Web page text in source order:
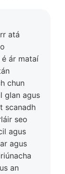
atá
é ár mataí
chun
glan agus
scanadh
seo
agus
agus
an